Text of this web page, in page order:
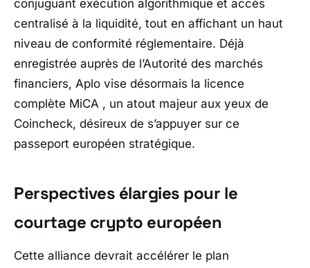
conjuguant exécution algorithmique et accès
centralisé à la liquidité, tout en affichant un haut
niveau de conformité réglementaire. Déjà
enregistrée auprès de l’Autorité des marchés
financiers, Aplo vise désormais la licence
complète MiCA , un atout majeur aux yeux de
Coincheck, désireux de s’appuyer sur ce
passeport européen stratégique.
Perspectives élargies pour le
courtage crypto européen
Cette alliance devrait accélérer le plan